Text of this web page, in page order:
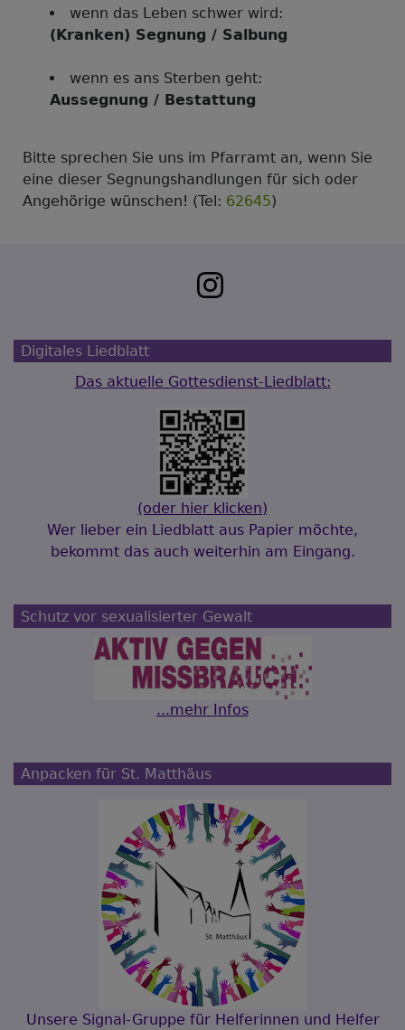
wenn das Leben schwer wird:
(Kranken) Segnung / Salbung
wenn es ans Sterben geht:
Aussegnung / Bestattung
Bitte sprechen Sie uns im Pfarramt an, wenn Sie
eine dieser Segnungshandlungen für sich oder
Angehörige wünschen! (Tel: 62645)
Digitales Liedblatt
Das aktuelle Gottesdienst-Liedblatt:
(oder hier klicken)
Wer lieber ein Liedblatt aus Papier möchte,
bekommt das auch weiterhin am Eingang.
Schutz vor sexualisierter Gewalt
...mehr Infos
Anpacken für St. Matthäus
Unsere Signal-Gruppe für Helferinnen und Helfer